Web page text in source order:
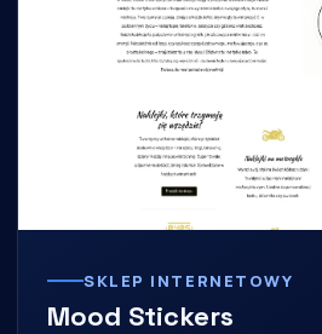
SKLEP INTERNETOWY
Mood Stickers